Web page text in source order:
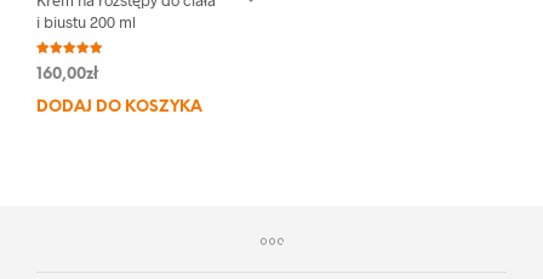
i biustu 200 ml
Oceniono
5.00
160,00zł
DODAJ DO KOSZYKA